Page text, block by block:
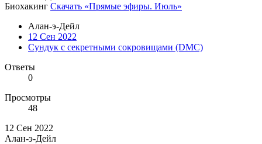
Биохакинг Скачать «Прямые эфиры. Июль»
Алан-э-Дейл
12 Сен 2022
Сундук с секретными сокровищами (DMC)
Ответы
0
Просмотры
48
12 Сен 2022
Алан-э-Дейл